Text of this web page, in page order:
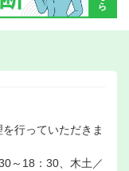
行っていただきま
～18：30、木土／